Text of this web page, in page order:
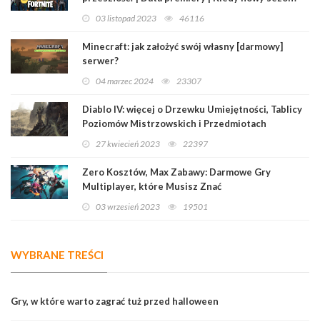
03 listopad 2023 46116
Minecraft: jak założyć swój własny [darmowy]
serwer?
04 marzec 2024 23307
Diablo IV: więcej o Drzewku Umiejętności, Tablicy
Poziomów Mistrzowskich i Przedmiotach
27 kwiecień 2023 22397
Zero Kosztów, Max Zabawy: Darmowe Gry
Multiplayer, które Musisz Znać
03 wrzesień 2023 19501
WYBRANE TREŚCI
Gry, w które warto zagrać tuż przed halloween